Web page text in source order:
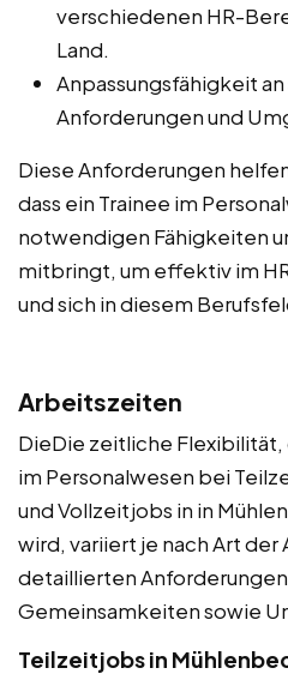
verschiedenen HR-
Land.
Anpassungsfähigkeit
Anforderungen und
Diese Anforderungen
dass ein Trainee im
notwendigen Fähigkeiten
mitbringt, um effektiv im
und sich in diesem
Arbeitszeiten
DieDie zeitliche Flexibilität,
im Personalwesen bei
und Vollzeitjobs in in
wird, variiert je nach Art der
detaillierten
Gemeinsamkeiten sowie
Teilzeitjobs in